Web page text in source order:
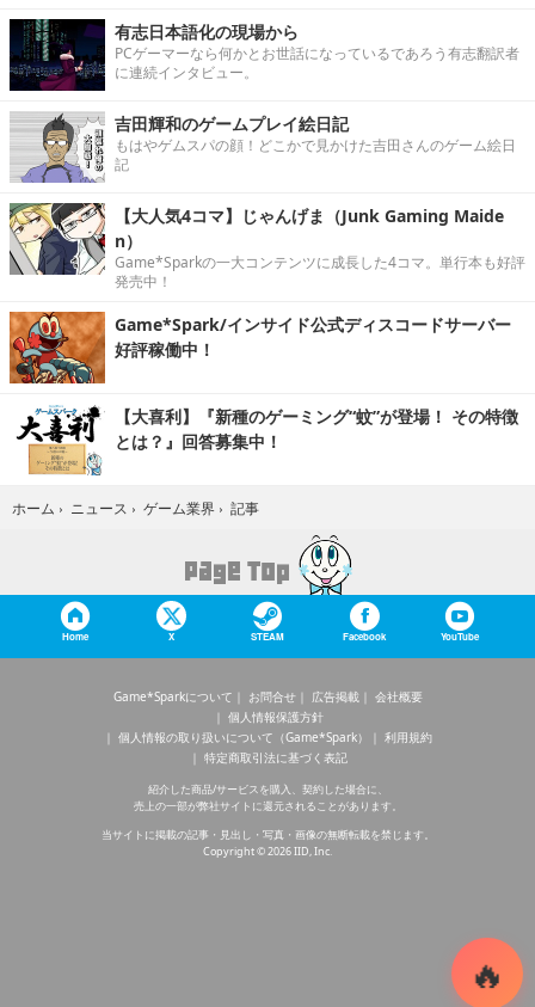
有志日本語化の現場から
PCゲーマーなら何かとお世話になっているであろう有志翻訳者
に連続インタビュー。
吉田輝和のゲームプレイ絵日記
もはやゲムスパの顔！どこかで見かけた吉田さんのゲーム絵日
記
【大人気4コマ】じゃんげま（Junk Gaming Maide
n）
Game*Sparkの一大コンテンツに成長した4コマ。単行本も好評
発売中！
Game*Spark/インサイド公式ディスコードサーバー
好評稼働中！
【大喜利】『新種のゲーミング“蚊”が登場！ その特徴
とは？』回答募集中！
ホーム › ニュース › ゲーム業界 › 記事
Home X STEAM Facebook YouTube
Game*Sparkについて お問合せ 広告掲載
会社概要
個人情報保護方針
個人情報の取り扱いについて（Game*Spark）
利用規約
特定商取引法に基づく表記
紹介した商品/サービスを購入、契約した場合に、
売上の一部が弊社サイトに還元されることがあります。
当サイトに掲載の記事・見出し・写真・画像の無断転載を禁じます。
Copyright © 2026 IID, Inc.